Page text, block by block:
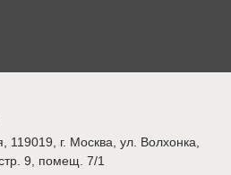
119019, г. Москва, ул. Волхонка,
9, помещ. 7/1